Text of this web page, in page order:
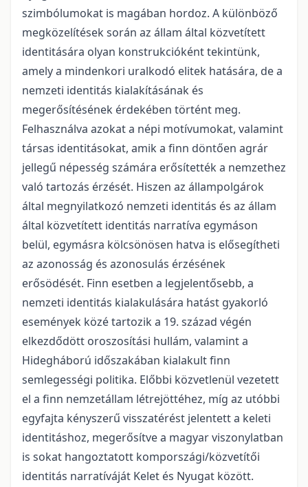
szimbólumokat is magában hordoz. A különböző
megközelítések során az állam által közvetített
identitására olyan konstrukció­ként tekintünk,
amely a mindenkori uralkodó elitek hatására, de a
nemzeti identitás kialakításának és
megerősítésének érdekében történt meg.
Felhasználva azokat a népi motívumokat, valamint
társas identitásokat, amik a finn döntően agrár
jellegű népesség számára erősítették a nemzethez
való tartozás érzését. Hiszen az állampolgárok
által megnyilatkozó nemzeti identitás és az állam
által közvetített identitás narratíva egymáson
belül, egymásra kölcsönösen hatva is elősegítheti
az azonosság és azonosulás érzésének
erősödését. Finn esetben a legjelentősebb, a
nemzeti identitás kialakulására hatást gyakorló
események közé tartozik a 19. század végén
elkezdődött oroszosítási hullám, valamint a
Hidegháború időszakában kialakult finn
semlegességi politika. Előbbi közvetlenül vezetett
el a finn nemzetállam létrejöttéhez, míg az utóbbi
egyfajta kényszerű visszatérést jelentett a keleti
identitáshoz, megerősítve a magyar viszonylatban
is sokat hangoztatott kompországi/közvetítői
identitás narratíváját Kelet és Nyugat között.